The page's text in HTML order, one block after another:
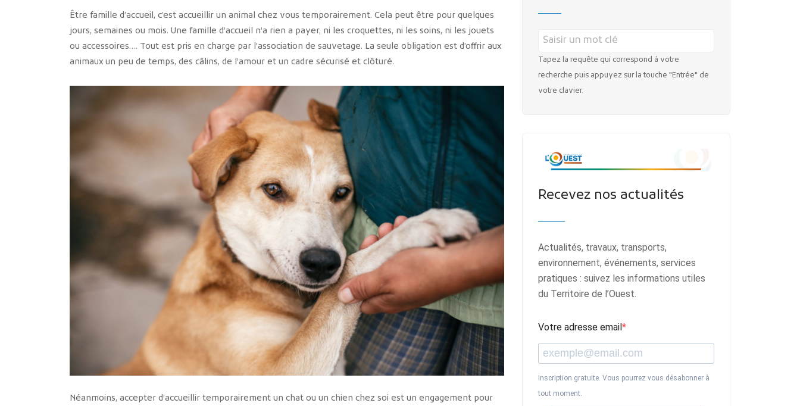
Plans d'accès
Être famille d’accueil, c’est accueillir un animal chez vous temporairement. Cela peut être pour quelques
jours, semaines ou mois. Une famille d’accueil n’a rien a payer, ni les croquettes, ni les soins, ni les jouets
ou accessoires…. Tout est pris en charge par l’association de sauvetage. La seule obligation est d’offrir aux
animaux un peu de temps, des câlins, de l’amour et un cadre sécurisé et clôturé.
Néanmoins, accepter d’accueillir temporairement un chat ou un chien chez soi est un engagement pour
Tapez la requête qui correspond à votre
recherche puis appuyez sur la touche "Entrée" de
votre clavier.
Recevez nos actualités
Actualités, travaux, transports,
environnement, événements, services
pratiques : suivez les informations utiles
du Territoire de l’Ouest.
Votre adresse email
Inscription gratuite. Vous pourrez vous désabonner à
tout moment.